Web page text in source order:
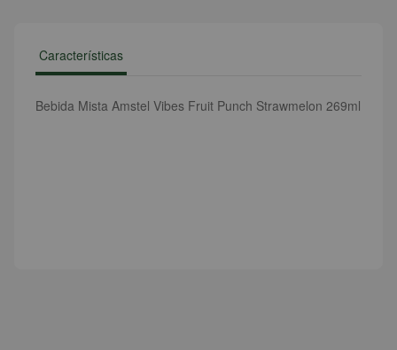
Características
Bebida Mista Amstel Vibes Fruit Punch Strawmelon 269ml